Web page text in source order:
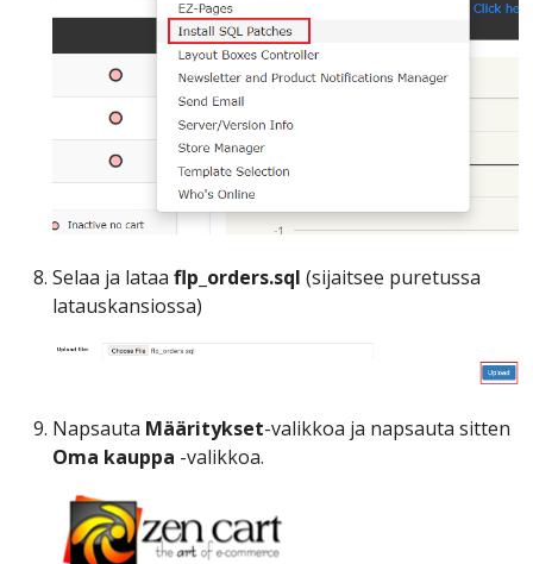
Selaa ja lataa flp_orders.sql (sijaitsee puretussa
latauskansiossa)
Napsauta Määritykset-valikkoa ja napsauta sitten
Oma kauppa -valikkoa.